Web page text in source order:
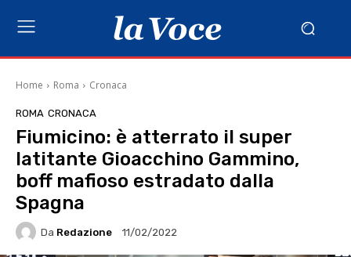
Home Roma Cronaca
ROMA CRONACA
Fiumicino: è atterrato il super
latitante Gioacchino Gammino,
boff mafioso estradato dalla
Spagna
Da Redazione 11/02/2022